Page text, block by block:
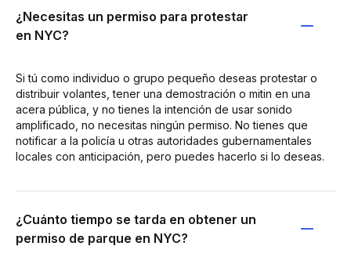
¿Necesitas un permiso para protestar
en NYC?
Si tú como individuo o grupo pequeño deseas protestar o
distribuir volantes, tener una demostración o mitin en una
acera pública, y no tienes la intención de usar sonido
amplificado, no necesitas ningún permiso. No tienes que
notificar a la policía u otras autoridades gubernamentales
locales con anticipación, pero puedes hacerlo si lo deseas.
¿Cuánto tiempo se tarda en obtener un
permiso de parque en NYC?